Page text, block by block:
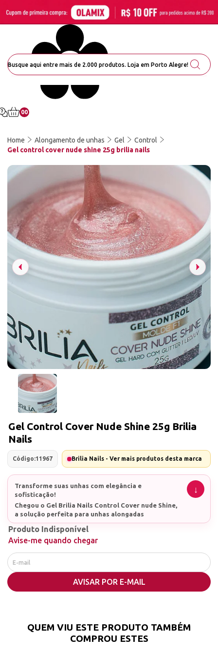
00
Home Alongamento de unhas Gel
Control
Gel control cover nude shine 25g brilia nails
Gel Control Cover Nude Shine 25g Brilia
Nails
Código:11967 Brilia Nails - Ver mais produtos desta marca
Transforme suas unhas com elegância e
sofisticação!
Chegou o Gel Brilia Nails Control Cover nude Shine,
a solução perfeita para unhas alongadas
deslumbrantes e de alta duração. Envolva-se em um
brilho intenso com este gel nude de glitter
sofisticado que combina tanto com ocasiões
Características:
Brilho Intenso e Sofisticado: Gel nude enriquecido
com glitter sofisticado para um brilho único.
Adesão e Resistência Perfeitas: Não mancha e
oferece uma fixação duradoura.
Produto Indisponível
Avise-me quando chegar
AVISAR POR E-MAIL
QUEM VIU ESTE PRODUTO TAMBÉM
COMPROU ESTES